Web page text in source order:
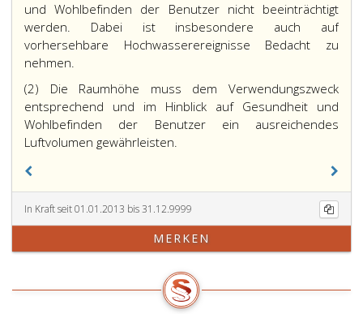
und Wohlbefinden der Benutzer nicht beeinträchtigt
werden. Dabei ist insbesondere auch auf
vorhersehbare Hochwasserereignisse Bedacht zu
nehmen.
(2) Die Raumhöhe muss dem Verwendungszweck
entsprechend und im Hinblick auf Gesundheit und
Wohlbefinden der Benutzer ein ausreichendes
Luftvolumen gewährleisten.
In Kraft seit 01.01.2013 bis 31.12.9999
MERKEN